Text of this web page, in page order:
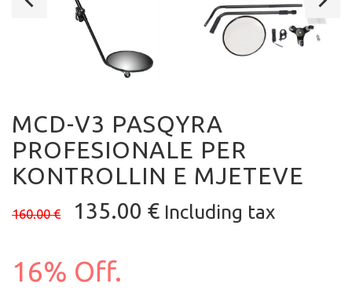
MCD-V3 PASQYRA
PROFESIONALE PER
KONTROLLIN E MJETEVE
160.00€ 135.00 € Including tax
16% Off.